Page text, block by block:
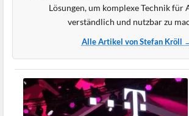
Lösungen, um komplexe Technik für
verständlich und nutzbar zu
Alle Artikel von Stefan Kröll